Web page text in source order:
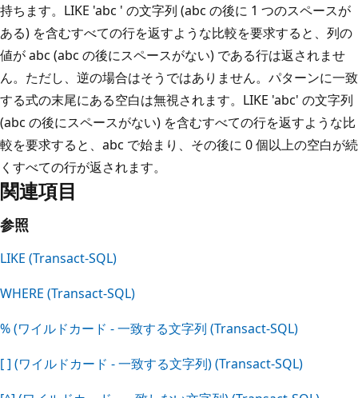
持ちます。LIKE 'abc ' の文字列 (abc の後に 1 つのスペースが
ある) を含むすべての行を返すような比較を要求すると、列の
値が abc (abc の後にスペースがない) である行は返されませ
ん。ただし、逆の場合はそうではありません。パターンに一致
する式の末尾にある空白は無視されます。LIKE 'abc' の文字列
(abc の後にスペースがない) を含むすべての行を返すような比
較を要求すると、abc で始まり、その後に 0 個以上の空白が続
くすべての行が返されます。
関連項目
参照
LIKE (Transact-SQL)
WHERE (Transact-SQL)
% (ワイルドカード - 一致する文字列 (Transact-SQL)
[ ] (ワイルドカード - 一致する文字列) (Transact-SQL)